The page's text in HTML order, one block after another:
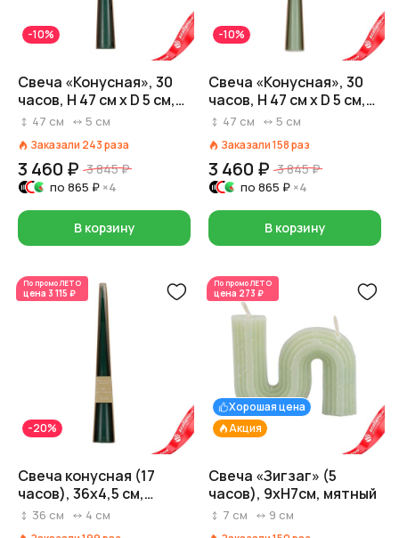
-10%
Свеча «Конусная», 30
часов, H 47 см x D 5 см,
изумрудный
47 см 5 см
Заказали 243раза
3 460 ₽ 3 845 ₽
по 865 ₽ ×4
В корзину
-10%
Свеча «Конусная», 30
часов, H 47 см x D 5 см,
оливковый
47 см 5 см
Заказали158раз
3 460 ₽ 3 845 ₽
по 865 ₽ ×4
В корзину
По промоЛЕТО
цена 3 115 ₽
-20%
Свеча конусная (17
часов), 36х4,5 см,
изумрудный
36 см 4 см
По промоЛЕТО
цена 273 ₽
Акция
Хорошая цена
Свеча «Зигзаг» (5
часов), 9xH7см, мятный
7 см 9 см